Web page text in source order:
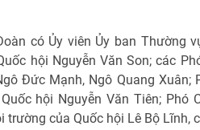
có Ủy viên Ủy ban Thường
hội Nguyễn Văn Son; các
Đức Mạnh, Ngô Quang Xuân;
hội Nguyễn Văn Tiên; Phó
trường của Quốc hội Lê Bộ Lĩnh,